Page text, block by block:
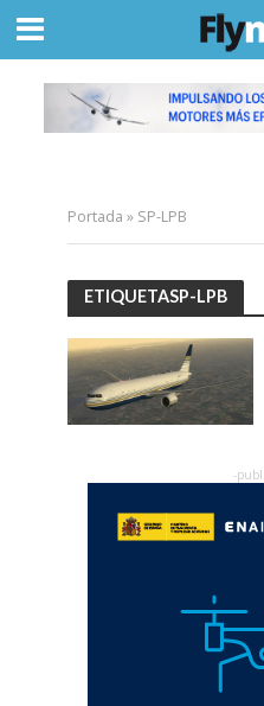
Portada » SP-LPB
ETIQUETASP-LPB